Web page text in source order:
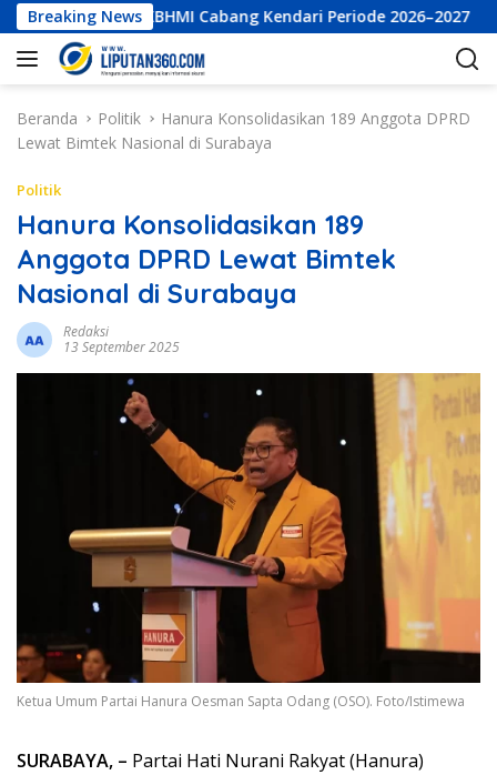
a
Breaking News
LKBHMI Cabang Kendari Periode 2026–2027
Beranda Politik
Hanura Konsolidasikan 189 Anggota DPRD
Lewat Bimtek Nasional di Surabaya
Politik
Hanura Konsolidasikan 189
Anggota DPRD Lewat Bimtek
Nasional di Surabaya
Redaksi
13 September 2025
Ketua Umum Partai Hanura Oesman Sapta Odang (OSO). Foto/Istimewa
SURABAYA, – Partai Hati Nurani Rakyat (Hanura)